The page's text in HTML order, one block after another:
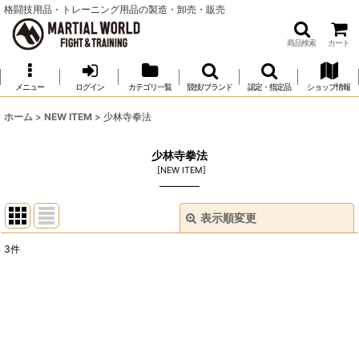
格闘技用品・トレーニング用品の製造・卸売・販売
商品検索 カート
メニュー ログイン カテゴリ一覧 競技/ブランド 認定・指定品 ショップ情報
ホーム > NEW ITEM > 少林寺拳法
少林寺拳法
[NEW ITEM]
表示順変更
3件